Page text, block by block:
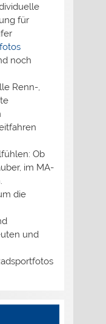
für
noch
Renn-,
Ob
im MA-
die
und